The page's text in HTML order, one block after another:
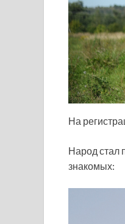
На
Народ стал
знакомых: